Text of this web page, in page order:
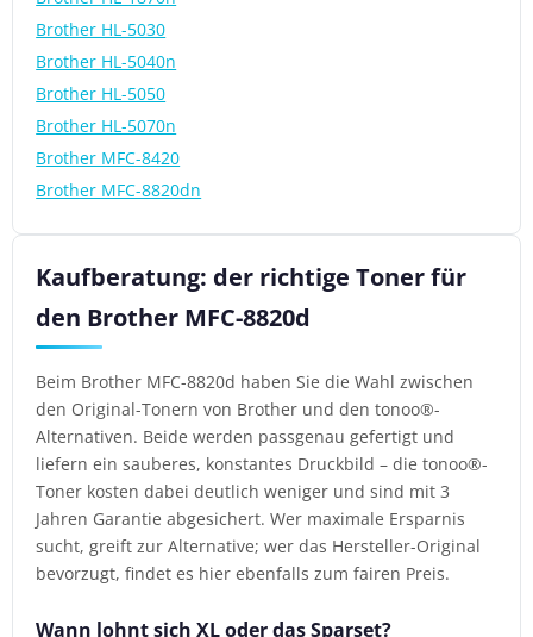
Brother HL-5030
Brother HL-5040n
Brother HL-5050
Brother HL-5070n
Brother MFC-8420
Brother MFC-8820dn
Kaufberatung: der richtige Toner für
den Brother MFC-8820d
Beim Brother MFC-8820d haben Sie die Wahl zwischen
den Original-Tonern von Brother und den tonoo®-
Alternativen. Beide werden passgenau gefertigt und
liefern ein sauberes, konstantes Druckbild – die tonoo®-
Toner kosten dabei deutlich weniger und sind mit 3
Jahren Garantie abgesichert. Wer maximale Ersparnis
sucht, greift zur Alternative; wer das Hersteller-Original
bevorzugt, findet es hier ebenfalls zum fairen Preis.
Wann lohnt sich XL oder das Sparset?